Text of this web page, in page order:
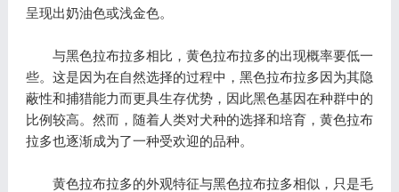
呈现出奶油色或浅金色。
与黑色拉布拉多相比，黄色拉布拉多的出现概率要低一
些。这是因为在自然选择的过程中，黑色拉布拉多因为其隐
蔽性和捕猎能力而更具生存优势，因此黑色基因在种群中的
比例较高。然而，随着人类对犬种的选择和培育，黄色拉布
拉多也逐渐成为了一种受欢迎的品种。
黄色拉布拉多的外观特征与黑色拉布拉多相似，只是毛